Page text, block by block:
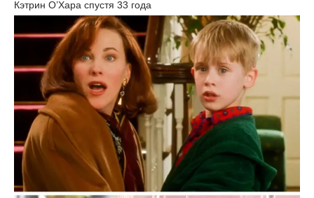
Кэтрин О’Хара спустя 33 года